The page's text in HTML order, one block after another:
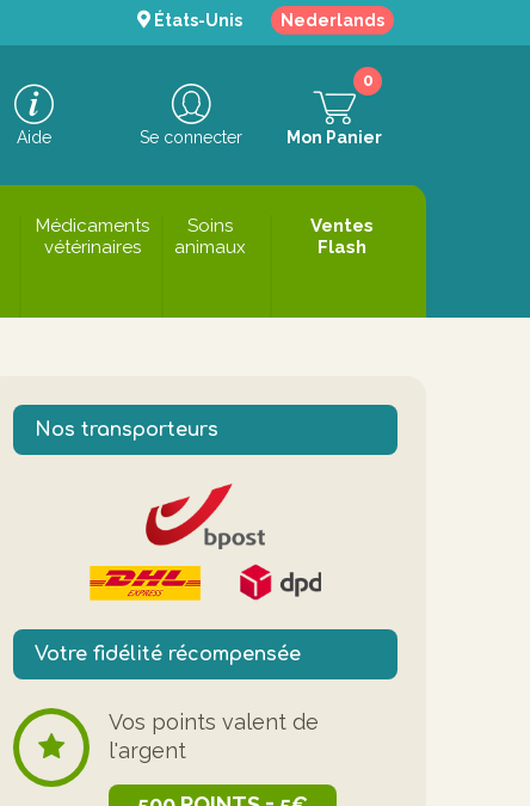
États-Unis Nederlands
Aide Se connecter Mon Panier
0
Médicaments
vétérinaires
Soins
animaux
Ventes
Flash
Nos transporteurs
Votre fidélité récompensée
Vos points valent de
l'argent